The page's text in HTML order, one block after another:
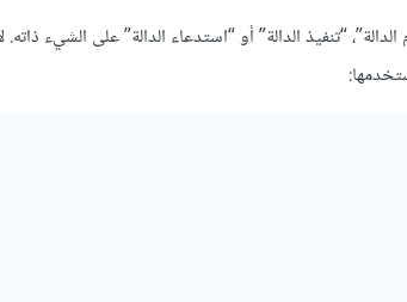
“تنفيذ الدالة” أو “استدعاء الدالة” على الشيء